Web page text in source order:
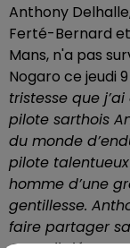
Anthony
Ferté-Bernard
Mans, n'a pas
Nogaro ce jeudi
tristesse que
pilote sarthois
du monde
pilote
homme d’une
gentillesse.
faire partager